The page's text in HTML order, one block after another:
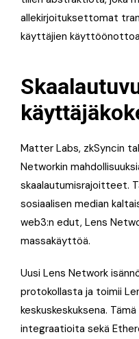
allekirjoituksettomat
käyttäjien
Matter Labs, zkSyncin
Networkin
skaalautumisrajoitteet.
sosiaalisen median
web3:n edut, Lens
massakäyttöä.
Uusi Lens Network
protokollasta ja toimii
keskuskeskuksena.
integraatioita sekä